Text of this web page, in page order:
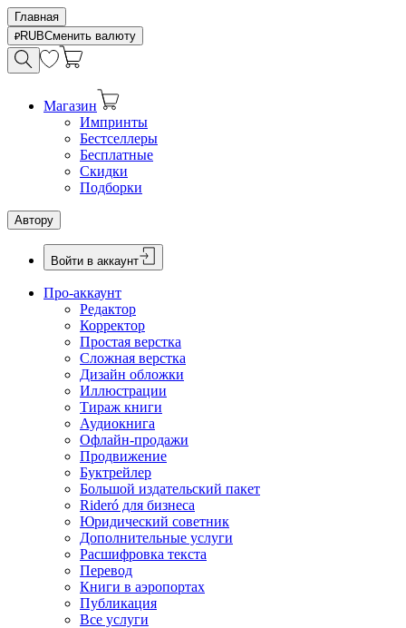
Главная
RUBСменить валюту
Магазин
Импринты
Бестселлеры
Бесплатные
Скидки
Подборки
Автору
Войти в аккаунт
Про-аккаунт
Редактор
Корректор
Простая верстка
Сложная верстка
Дизайн обложки
Иллюстрации
Тираж книги
Аудиокнига
Офлайн-продажи
Продвижение
Буктрейлер
Большой издательский пакет
Rideró для бизнеса
Юридический советник
Дополнительные услуги
Расшифровка текста
Перевод
Книги в аэропортах
Публикация
Все услуги